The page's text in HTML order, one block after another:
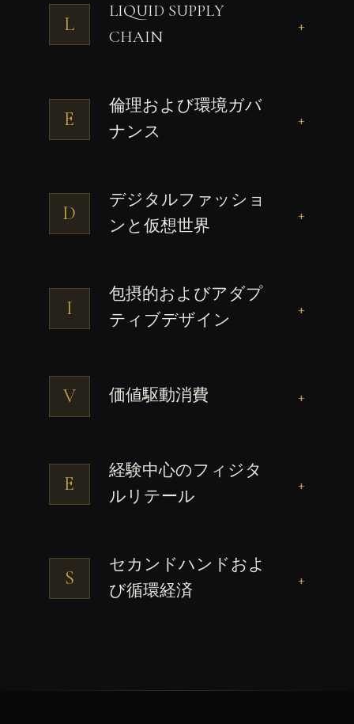
L
LIQUID SUPPLY
CHAIN
+
E
倫理および環境ガバ
ナンス
+
D
デジタルファッショ
ンと仮想世界
+
I
包摂的およびアダプ
ティブデザイン
+
V 価値駆動消費 +
E
経験中心のフィジタ
ルリテール
+
S
セカンドハンドおよ
び循環経済
+